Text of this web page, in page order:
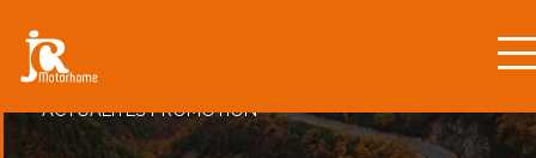
ACTUALITÉSPROMOTION